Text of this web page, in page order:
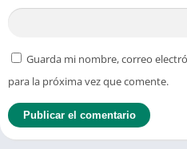
Guarda mi nombre, correo
para la próxima vez que comente.